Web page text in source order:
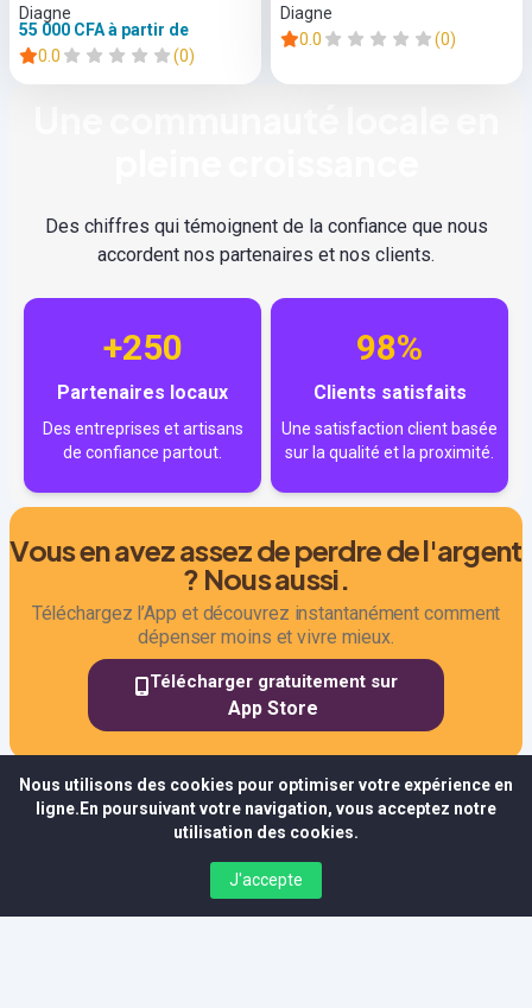
Diagne
55 000 CFAà partir de
0.0
(0)
Diagne
0.0
(0)
Des chiffres qui témoignent de la confiance que nous
accordent nos partenaires et nos clients.
+250
Partenaires locaux
Des entreprises et artisans
de confiance partout.
98%
Clients satisfaits
Une satisfaction client basée
sur la qualité et la proximité.
Vous en avez assez de perdre de l'argent
? Nous aussi.
Téléchargez l’App et découvrez instantanément comment
dépenser moins et vivre mieux.
Télécharger gratuitement sur
App Store
Nous utilisons des cookies pour optimiser votre expérience en
ligne.En poursuivant votre navigation, vous acceptez notre
utilisation des cookies.
J'accepte